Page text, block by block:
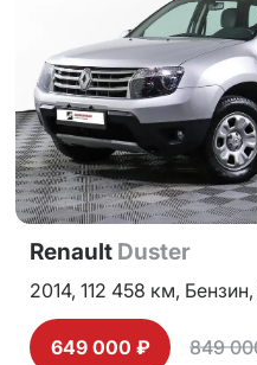
Renault Duster
2014, 112 458 км, Бензин,
649 000 ₽ 849